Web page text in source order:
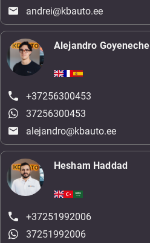
andrei@kbauto.ee
Alejandro Goyeneche
+37256300453
37256300453
alejandro@kbauto.ee
Hesham Haddad
+37251992006
37251992006